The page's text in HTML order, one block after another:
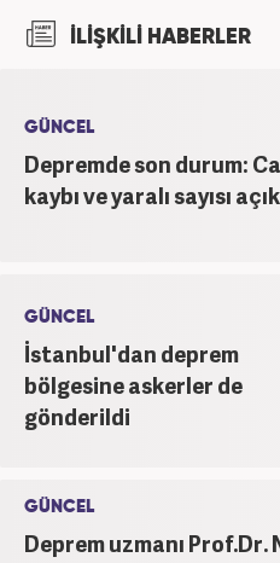
Atatürk Üniversitesinde
2011 yılında attı.
hayatında SEO içerik
üzere ağırlıklı olarak
ve teknoloji
röportaja imza
Bahadır Alemdar,
İLİŞKİLİ HABERLER
GÜNCEL
Depremde son durum:
kaybı ve yaralı sayısı
GÜNCEL
İstanbul'dan deprem
bölgesine askerler de
gönderildi
GÜNCEL
Deprem uzmanı Prof.Dr.